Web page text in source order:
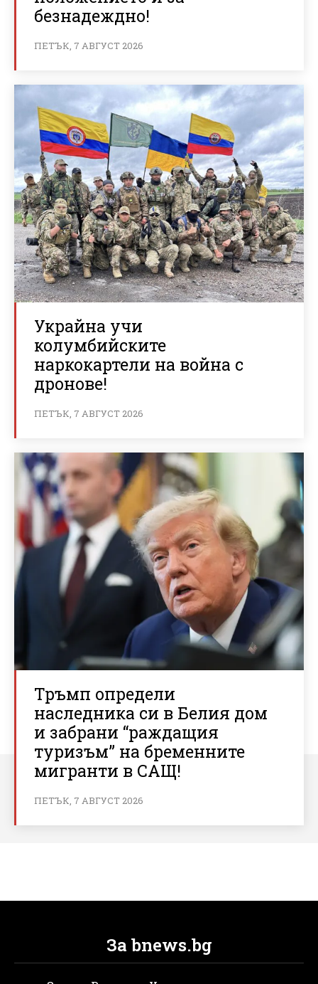
безнадеждно!
ПЕТЪК, 7 АВГУСТ 2026
Украйна учи
колумбийските
наркокартели на война с
дронове!
ПЕТЪК, 7 АВГУСТ 2026
Тръмп определи
наследника си в Белия дом
и забрани “раждащия
туризъм” на бременните
мигранти в САЩ!
ПЕТЪК, 7 АВГУСТ 2026
За bnews.bg